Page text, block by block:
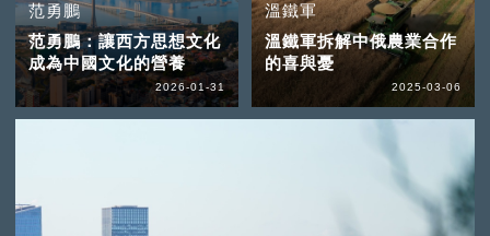
范勇鵬
范勇鵬：讓西方思想文化
成為中國文化的營養
2026-01-31
溫鐵軍
溫鐵軍拆解中俄農業合作
的喜與憂
2025-03-06